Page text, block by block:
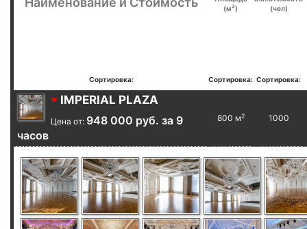
(м2)
(чел)
Сортировка: Сортировка: Сортировка:
IMPERIAL PLAZA
Цена от: 948 000 руб. за 9
часов
800 м2 1000